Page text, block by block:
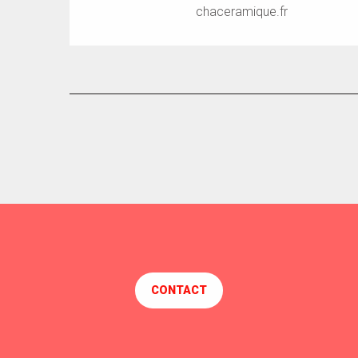
chaceramique.fr
CONTACT